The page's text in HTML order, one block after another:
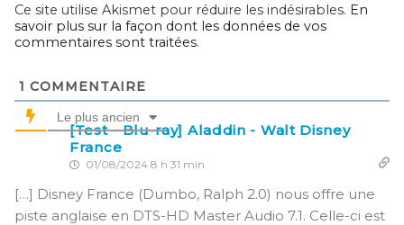
Ce site utilise Akismet pour réduire les indésirables. En
savoir plus sur la façon dont les données de vos
commentaires sont traitées.
1 COMMENTAIRE
Le plus ancien
[Test - Blu-ray] Aladdin - Walt Disney
France
01/08/2024 8 h 31 min
[…] Disney France (Dumbo, Ralph 2.0) nous offre une
piste anglaise en DTS-HD Master Audio 7.1. Celle-ci est